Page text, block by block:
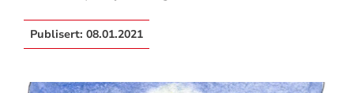
Publisert: 08.01.2021